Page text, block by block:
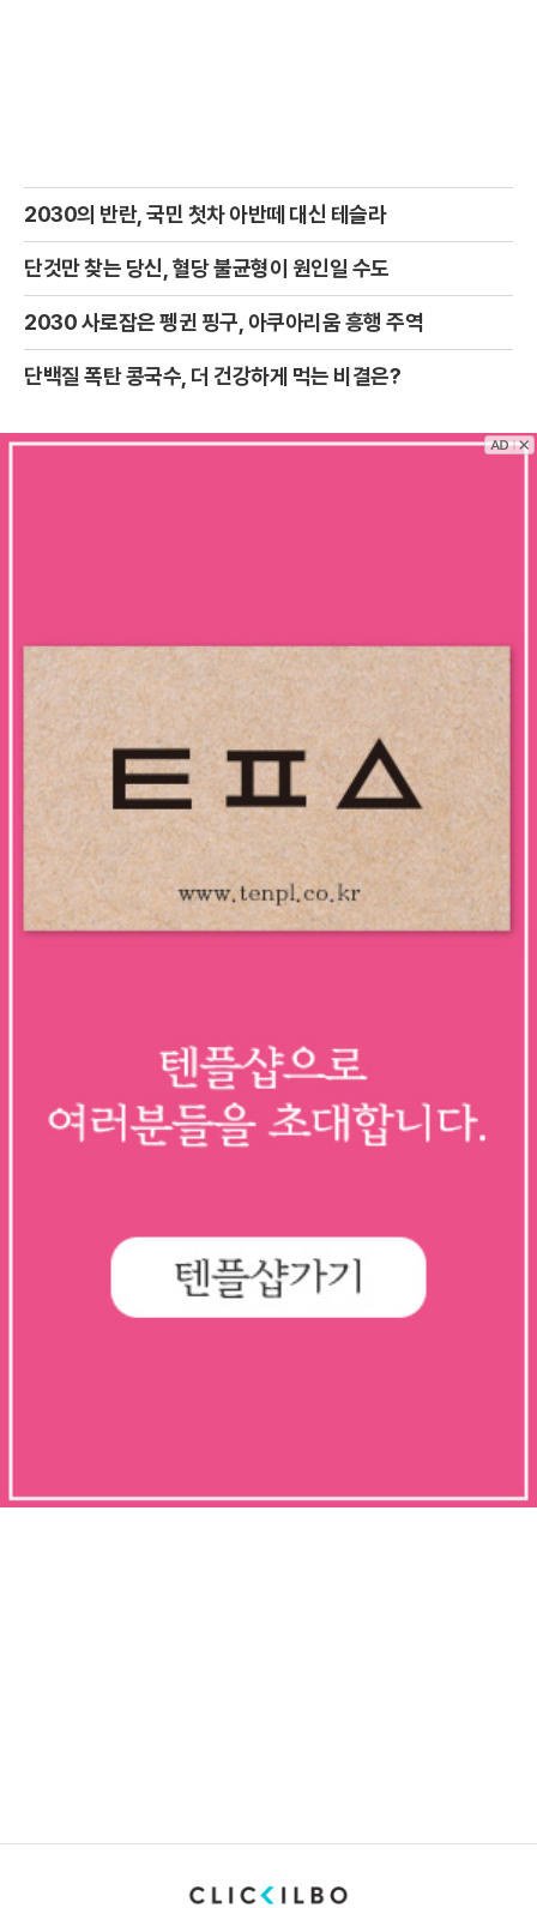
2030의 반란, 국민 첫차 아반떼 대신 테슬라
단것만 찾는 당신, 혈당 불균형이 원인일 수도
2030 사로잡은 펭귄 핑구, 아쿠아리움 흥행 주역
단백질 폭탄 콩국수, 더 건강하게 먹는 비결은?